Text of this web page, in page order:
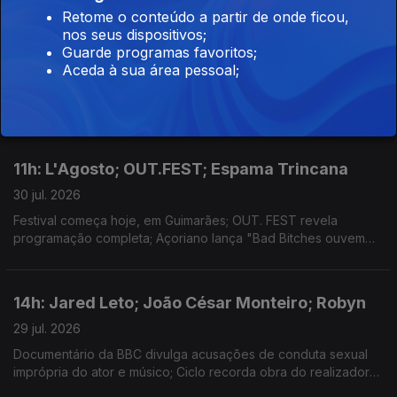
14h: Agnès Varda; Sete Sóis, Sete Luas; The
Beatles
30 jul. 2026
11h: L'Agosto; OUT.FEST; Espama Trincana
30 jul. 2026
Festival começa hoje, em Guimarães; OUT. FEST revela
programação completa; Açoriano lança "Bad Bitches ouvem
14h: Jared Leto; João César Monteiro; Robyn
29 jul. 2026
Documentário da BBC divulga acusações de conduta sexual
imprópria do ator e músico; Ciclo recorda obra do realizador
Retome o conteúdo a partir de onde ficou,
nos seus dispositivos;
Guarde programas favoritos;
Aceda à sua área pessoal;